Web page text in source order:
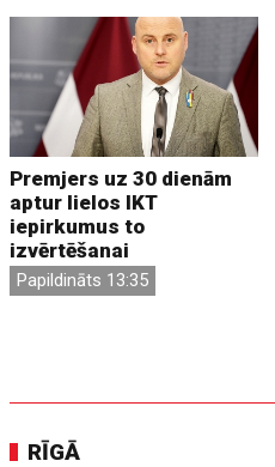
Premjers uz 30 dienām
aptur lielos IKT
iepirkumus to
izvērtēšanai
Papildināts 13:35
RĪGĀ